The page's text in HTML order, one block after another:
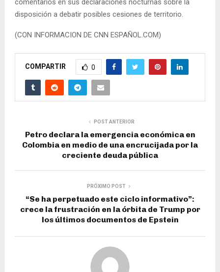
comentarios en sus declaraciones nocturnas sobre la
disposición a debatir posibles cesiones de territorio.
(CON INFORMACION DE CNN ESPAÑOL.COM)
COMPARTIR 0
POST ANTERIOR
Petro declara la emergencia económica en
Colombia en medio de una encrucijada por la
creciente deuda pública
PRÓXIMO POST
“Se ha perpetuado este ciclo informativo”:
crece la frustración en la órbita de Trump por
los últimos documentos de Epstein